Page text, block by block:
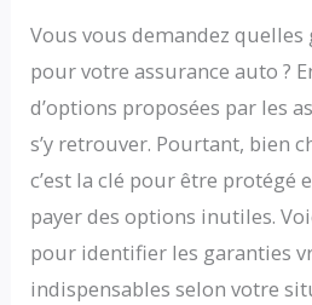
Vous vous demandez
pour votre assurance auto ?
d’options proposées par les
s’y retrouver. Pourtant, bien
c’est la clé pour être protégé
payer des options inutiles.
pour identifier les garanties
indispensables selon votre